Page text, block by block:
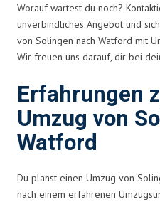
Worauf wartest du noch?
unverbindliches Angebot und
von Solingen nach Watford mit
Wir freuen uns darauf, dir bei
Erfahrungen
Umzug von
Watford
Du planst einen Umzug von
nach einem erfahrenen